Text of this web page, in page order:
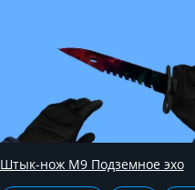
Штык-нож М9 Подземное эхо